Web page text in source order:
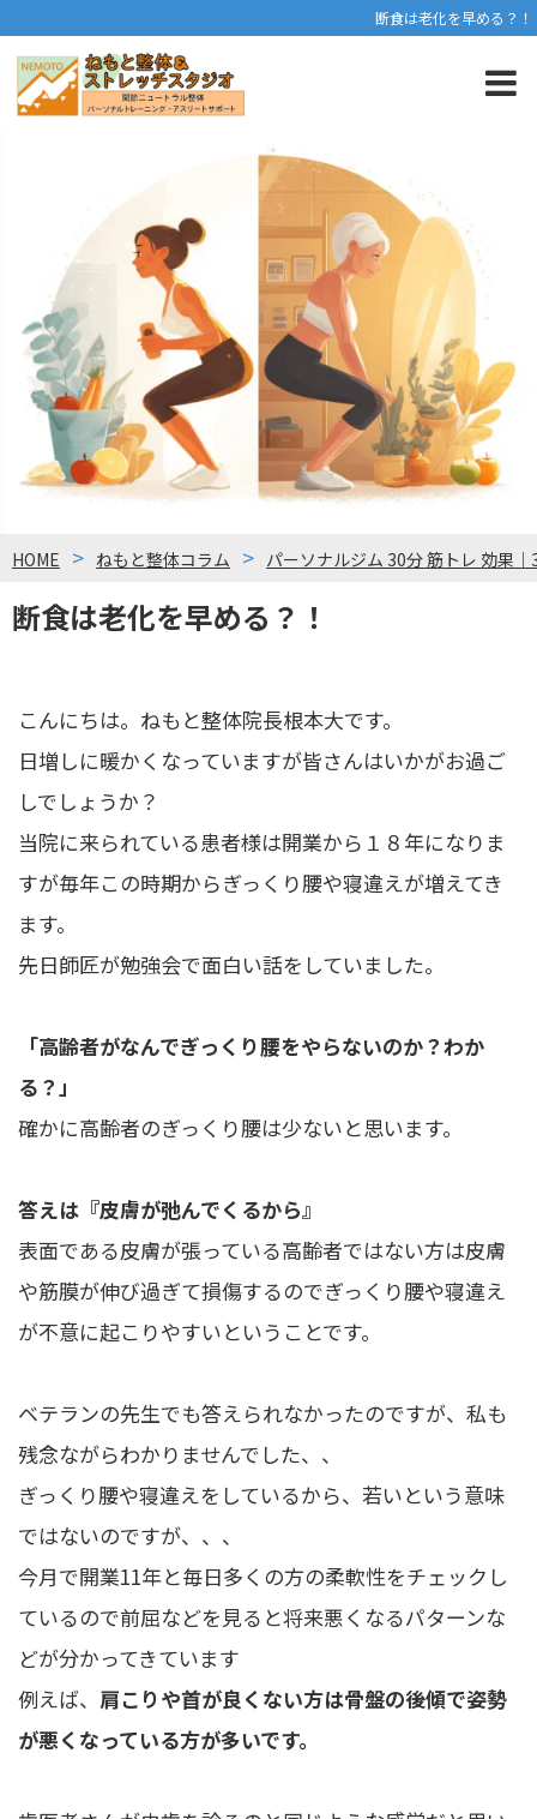
断食は老化を早める？！
断食は老化を早める？！
HOME ねもと整体コラム パーソナルジム 30分 筋トレ 効果
こんにちは。ねもと整体院長根本大です。
日増しに暖かくなっていますが皆さんはいかがお過ご
しでしょうか？
当院に来られている患者様は開業から１８年になりま
すが毎年この時期からぎっくり腰や寝違えが増えてき
ます。
先日師匠が勉強会で面白い話をしていました。
「高齢者がなんでぎっくり腰をやらないのか？わか
る？」
確かに高齢者のぎっくり腰は少ないと思います。
答えは『皮膚が弛んでくるから』
表面である皮膚が張っている高齢者ではない方は皮膚
や筋膜が伸び過ぎて損傷するのでぎっくり腰や寝違え
が不意に起こりやすいということです。
ベテランの先生でも答えられなかったのですが、私も
残念ながらわかりませんでした、、
ぎっくり腰や寝違えをしているから、若いという意味
ではないのですが、、、
今月で開業11年と毎日多くの方の柔軟性をチェックし
ているので前屈などを見ると将来悪くなるパターンな
どが分かってきています
例えば、 肩こりや首が良くない方は骨盤の後傾で姿勢
が悪くなっている方が多いです。